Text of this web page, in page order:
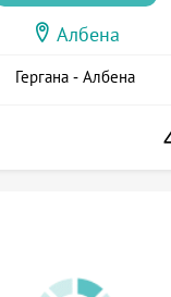
Албена
Гергана - Албена